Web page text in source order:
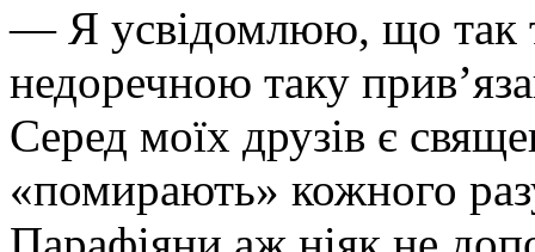
— Я усвідомлюю, що так
недоречною таку
Серед моїх друзів є
«помирають» кожного